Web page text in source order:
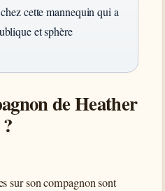
cette mannequin qui a
et sphère
de Heather
sur son compagnon sont